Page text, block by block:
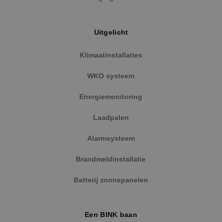
Uitgelicht
Klimaatinstallaties
WKO systeem
Energiemonitoring
Laadpalen
Alarmsysteem
Brandmeldinstallatie
Batterij zonnepanelen
Een BINK baan
Google Privacy Policy